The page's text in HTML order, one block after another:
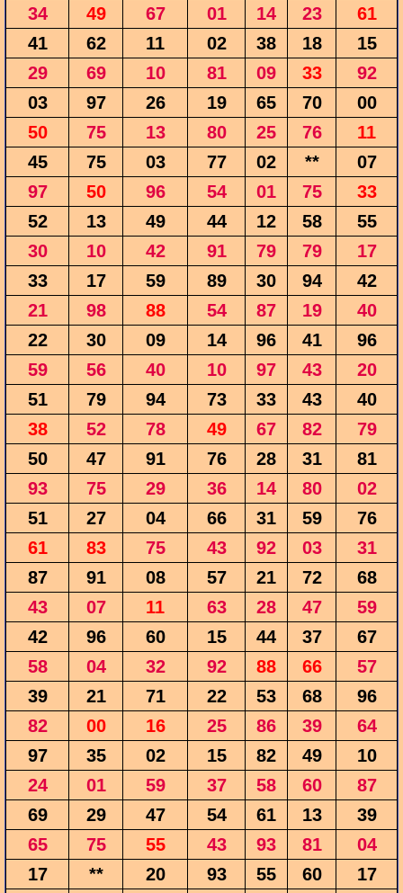
34
49 67 01 14 23
61
41
62 11 02 38 18
15
29
69 10 81 09 33
92
03
97 26 19 65 70
00
50
75 13 80 25 76
11
45
75 03 77 02 **
07
97
50 96 54 01 75
33
52
13 49 44 12 58
55
30
10 42 91 79 79
17
33
17 59 89 30 94
42
21
98 88 54 87 19
40
22
30 09 14 96 41
96
59
56 40 10 97 43
20
51
79 94 73 33 43
40
38
52 78 49 67 82
79
50
47 91 76 28 31
81
93
75 29 36 14 80
02
51
27 04 66 31 59
76
61
83 75 43 92 03
31
87
91 08 57 21 72
68
43
07 11 63 28 47
59
42
96 60 15 44 37
67
58
04 32 92 88 66
57
39
21 71 22 53 68
96
82
00 16 25 86 39
64
97
35 02 15 82 49
10
24
01 59 37 58 60
87
69
29 47 54 61 13
39
65
75 55 43 93 81
04
17
** 20 93 55 60
17